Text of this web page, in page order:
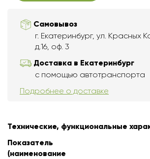
Самовывоз
г. Екатеринбург, ул. Красных
д.16, оф. 3
Доставка в Екатеринбург
с помощью автотранспорта
Подробнее о доставке
Технические, функциональные
Показатель
(наименование